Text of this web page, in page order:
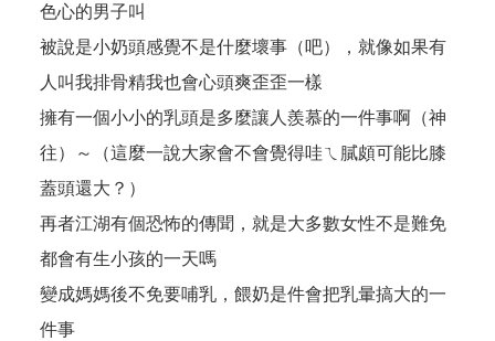
色心的男子叫
被說是小奶頭感覺不是什麼壞事（吧），就像如果有
人叫我排骨精我也會心頭爽歪歪一樣
擁有一個小小的乳頭是多麼讓人羨慕的一件事啊（神
往）～（這麼一說大家會不會覺得哇ㄟ膩頗可能比膝
蓋頭還大？）
再者江湖有個恐怖的傳聞，就是大多數女性不是難免
都會有生小孩的一天嗎
變成媽媽後不免要哺乳，餵奶是件會把乳暈搞大的一
件事